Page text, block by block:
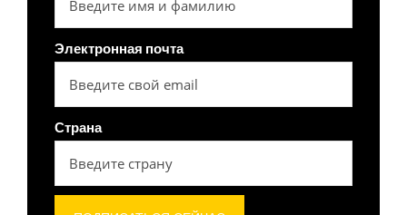
Электронная почта
Страна